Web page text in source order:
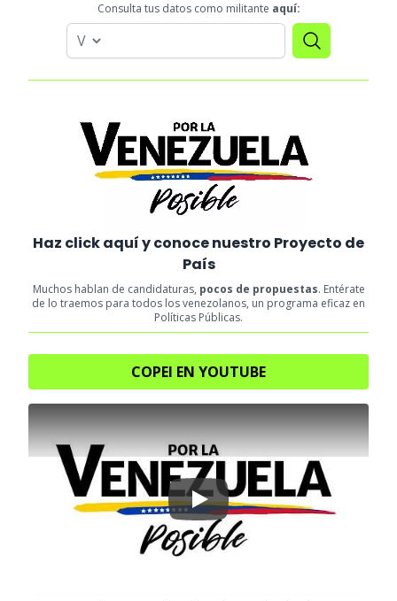
Consulta tus datos como militante aquí:
Haz click aquí y conoce nuestro Proyecto de
País
Muchos hablan de candidaturas, pocos de propuestas. Entérate
de lo traemos para todos los venezolanos, un programa eficaz en
Políticas Públicas.
COPEI EN YOUTUBE
Play